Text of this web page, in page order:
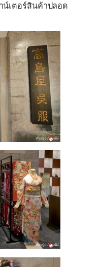
น์เตอร์สินค้าปลอด